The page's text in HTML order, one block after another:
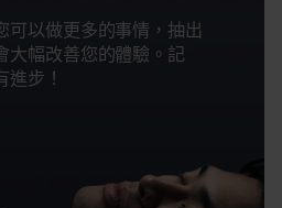
可以做更多的事情，抽出
大幅改善您的體驗。記
進步！